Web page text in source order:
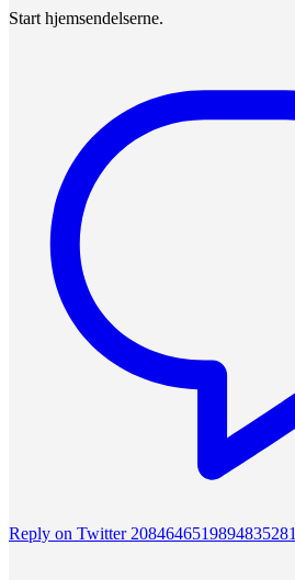
Start hjemsendelserne.
Reply on Twitter 2084646519894835281